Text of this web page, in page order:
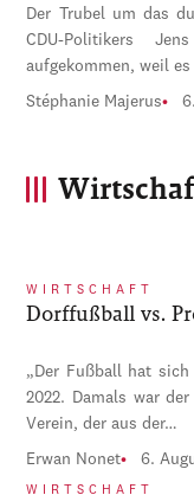
Der Trubel um das
CDU-Politikers
aufgekommen, weil
Stéphanie Majerus
WIRTSCHAFT
Dorffußball vs.
„Der Fußball hat
2022. Damals war
Verein, der aus der…
Erwan Nonet 6.
WIRTSCHAFT